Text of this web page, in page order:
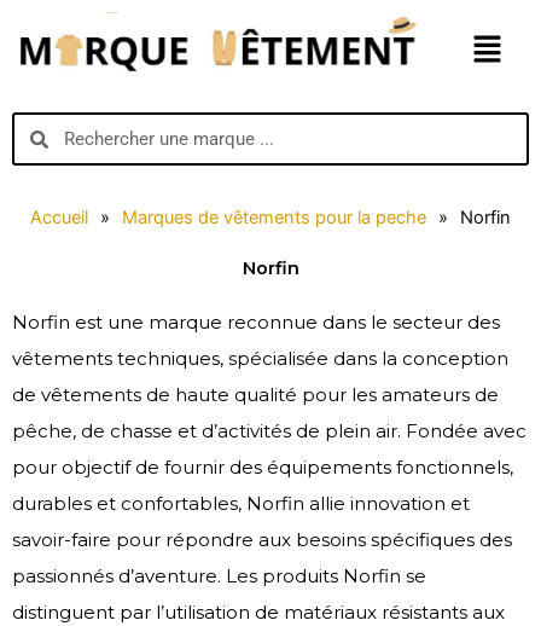
contenu
Menu
SearchSearch
Accueil » Marques de vêtements pour la peche » Norfin
Norfin
Norfin est une marque reconnue dans le secteur des
vêtements techniques, spécialisée dans la conception
de vêtements de haute qualité pour les amateurs de
pêche, de chasse et d’activités de plein air. Fondée avec
pour objectif de fournir des équipements fonctionnels,
durables et confortables, Norfin allie innovation et
savoir-faire pour répondre aux besoins spécifiques des
passionnés d’aventure. Les produits Norfin se
distinguent par l’utilisation de matériaux résistants aux